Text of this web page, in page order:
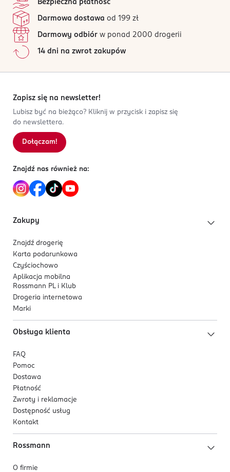
dla wegan, a jego składniki pochodzą z
certyfikowanych upraw ekologicznych.
*Składniki ekologiczne.
w tym cukry:
Błonnik:
Białko:
Sól:
Może zawierać: sezam, orzechy, mleko (łącznie z
laktozą), soję.
PRODUCENT/PODMIOT ODPOWIEDZIALNY
Bio Planet S.A.
Kod EAN
5 425038 430226
Jak działają opinie?
Bezpieczna płatność
Darmowa dostawa od 199 zł
Darmowy odbiór w ponad 2000 drogerii
14 dni na zwrot zakupów
Zapisz się na newsletter!
Lubisz być na bieżąco? Kliknij w przycisk i zapisz się
do newslettera.
Dołączam!
Znajdź nas również na:
Zakupy
Znajdź drogerię
Karta podarunkowa
Czyściochowo
Aplikacja mobilna
Rossmann PL i Klub
Drogeria internetowa
Marki
Obsługa klienta
FAQ
Pomoc
Dostawa
Płatność
Zwroty i reklamacje
Dostępność usług
Kontakt
Rossmann
O firmie